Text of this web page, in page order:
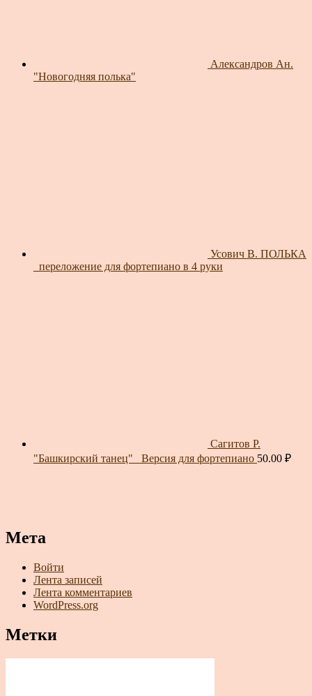
Александров Ан.
"Новогодняя полька"
Усович В. ПОЛЬКА
_переложение для фортепиано в 4 руки
Сагитов Р.
"Башкирский танец"_ Версия для фортепиано 50.00 ₽
Мета
Войти
Лента записей
Лента комментариев
WordPress.org
Метки